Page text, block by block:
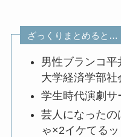
ざっくりまとめると…
男性ブランコ
大学経済学部
学生時代演劇サ
芸人になったの
ゃ×2イケてる